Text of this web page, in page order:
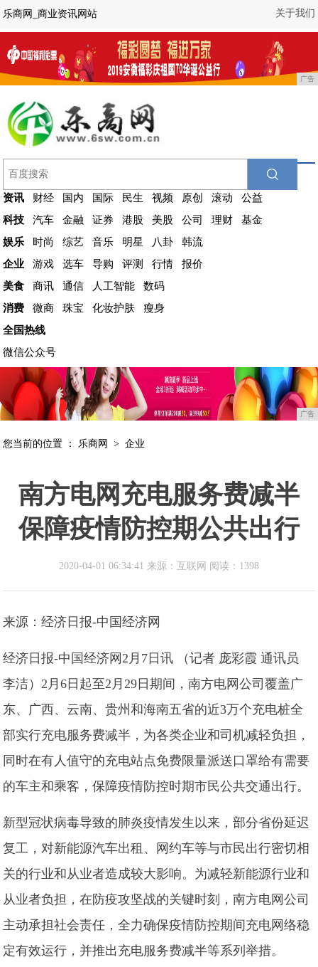
关于我们
乐商网_商业资讯网站
广告
资讯 财经 国内 国际 民生 视频 原创 滚动
公益
科技
汽车 金融 证券 港股 美股 公司 理财
基金
娱乐
时尚 综艺 音乐 明星 八卦
韩流
企业
游戏 选车 导购 评测 行情
报价
美食
商讯 通信 人工智能
数码
消费
微商 珠宝 化妆护肤
瘦身
全国热线
微信公众号
广告
您当前的位置 ： 乐商网 >企业
南方电网充电服务费减半
保障疫情防控期公共出行
2020-04-01 06:34:41 来源：互联网 阅读：1398
来源：经济日报-中国经济网
经济日报-中国经济网2月7日讯 （记者 庞彩霞 通讯员
李洁）2月6日起至2月29日期间，南方电网公司覆盖广
东、广西、云南、贵州和海南五省的近3万个充电桩全
部实行充电服务费减半，为各类企业和司机减轻负担，
同时在有人值守的充电站点免费限量派送口罩给有需要
的车主和乘客，保障疫情防控时期市民公共交通出行。
新型冠状病毒导致的肺炎疫情发生以来，部分省份延迟
复工，对新能源汽车出租、网约车等与市民出行密切相
关的行业和从业者造成较大影响。为减轻新能源行业和
从业者负担，在防疫攻坚战的关键时刻，南方电网公司
主动承担社会责任，全力确保疫情防控期间充电网络稳
定有效运行，并推出充电服务费减半等系列举措。